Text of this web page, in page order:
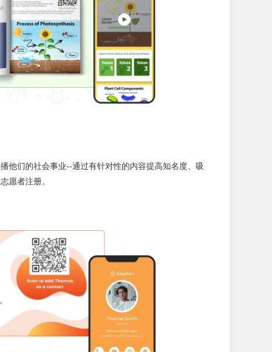
他们的社会事业--通过有针对性的内容提高知名度、吸
愿者注册。